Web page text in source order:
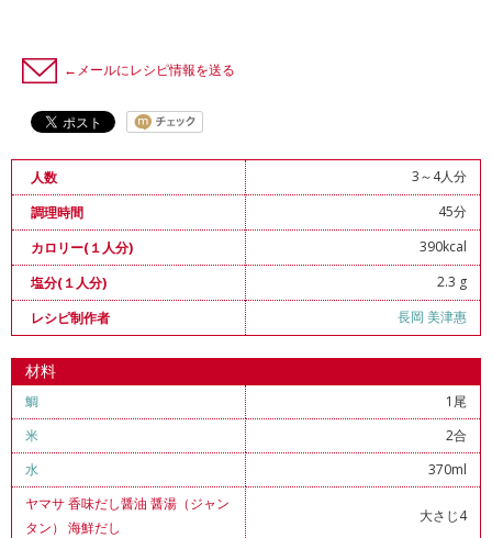
←メールにレシピ情報を送る
人数
3～4人分
調理時間
45分
カロリー(１人分)
390kcal
塩分(１人分)
2.3 g
レシピ制作者
長岡 美津惠
材料
鯛
1尾
米
2合
水
370ml
ヤマサ 香味だし醤油 醤湯（ジャン
タン） 海鮮だし
大さじ4